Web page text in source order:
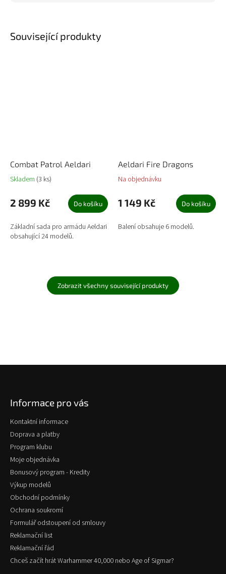
Související produkty
Combat Patrol Aeldari
Skladem (3 ks)
2 899 Kč Do košíku
Základní sada pro armádu Aeldari
obsahující 24 modelů.
Aeldari Fire Dragons
Na objednávku
1 149 Kč Do košíku
Balení obsahuje 6 modelů.
Zobrazit všechny související produkty
Informace pro vás
Kontaktní informace
Doprava a platby
Program klubu
Moje objednávka
Bonusový program - Kredity
Výkup modelů
Obchodní podmínky
Ochrana soukromí
Formulář odstoupení od smlouvy
Reklamační list
Reklamační řád
Chceš začít hrát Warhammer 40,000 nebo Age of Sigmar?